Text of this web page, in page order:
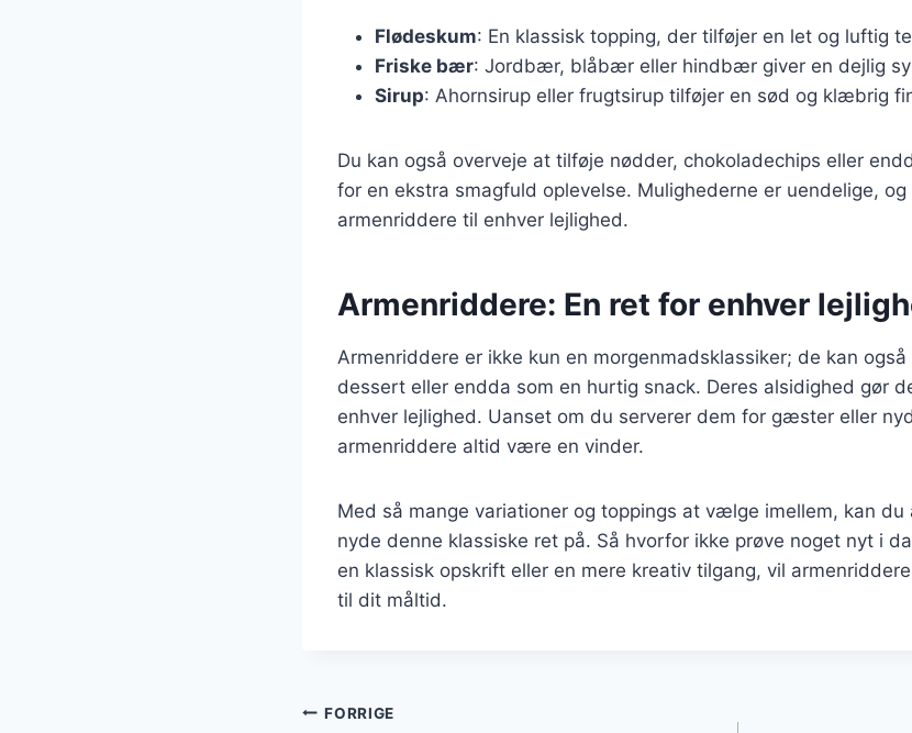
Flødeskum: En klassisk topping, der tilføjer en let og luftig
Friske bær: Jordbær, blåbær eller hindbær giver en dejlig
Sirup: Ahornsirup eller frugtsirup tilføjer en sød og klæbrig
Du kan også overveje at tilføje nødder, chokoladechips eller
for en ekstra smagfuld oplevelse. Mulighederne er uendelige,
armenriddere til enhver lejlighed.
Armenriddere: En ret for enhver
Armenriddere er ikke kun en morgenmadsklassiker; de kan
dessert eller endda som en hurtig snack. Deres alsidighed gør
enhver lejlighed. Uanset om du serverer dem for gæster eller
armenriddere altid være en vinder.
Med så mange variationer og toppings at vælge imellem, kan
nyde denne klassiske ret på. Så hvorfor ikke prøve noget nyt i
en klassisk opskrift eller en mere kreativ tilgang, vil
til dit måltid.
Indlægsnavigation
FORRIGE